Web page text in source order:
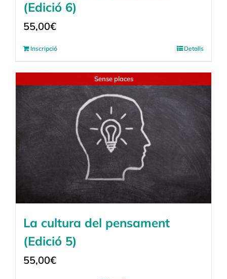
(Edició 6)
55,00€
Inscripció Detalls
Sense places
La cultura del pensament
(Edició 5)
55,00€